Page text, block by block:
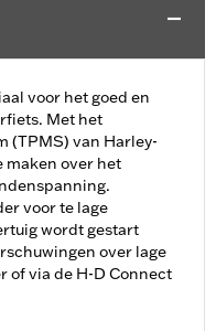
voor het goed en
Met het
(TPMS) van Harley-
maken over het
voor te lage
wordt gestart
over lage
of via de H-D Connect